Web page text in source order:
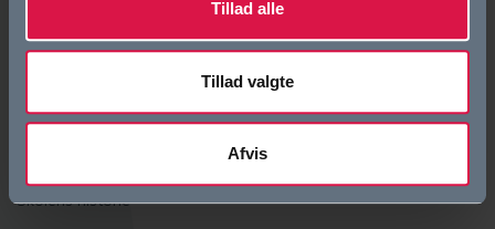
Tillad alle
Tillad valgte
Afvis
Elevfællesskaber
Skolens historie